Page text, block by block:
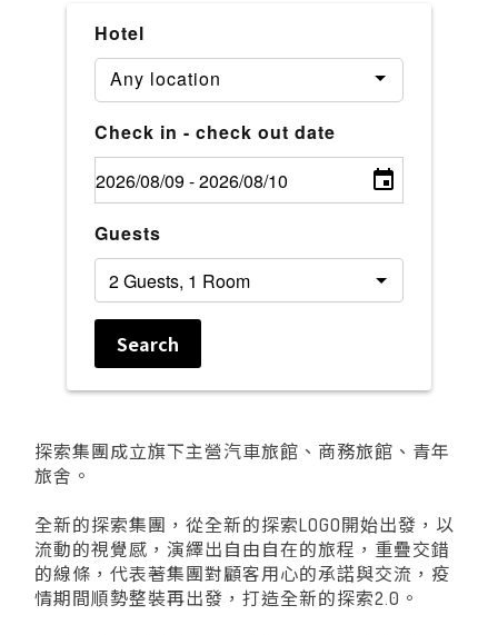
Hotel
Any location
Check in - check out date
Guests
Search
探索集團成立旗下主營汽車旅館、商務旅館、青年
旅舍。
全新的探索集團，從全新的探索LOGO開始出發，以
流動的視覺感，演繹出自由自在的旅程，重疊交錯
的線條，代表著集團對顧客用心的承諾與交流，疫
情期間順勢整裝再出發，打造全新的探索2.0。